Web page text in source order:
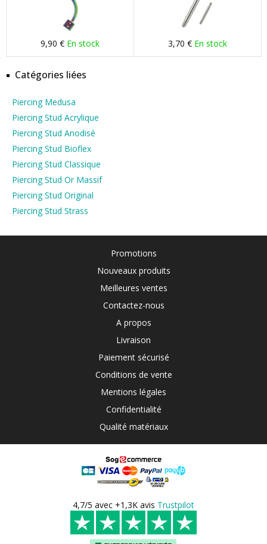
9,90 € En stock 3,70 € En stock
Catégories liées
Piercing Medusa
Piercing Stud Acrylique
Piercing Stud Anodisé
Piercing Stud Bioflex
Piercing Stud Classique
Piercing Stud Or Massif
Piercing Stud Original
Piercing Stud Strass
Promotions
Nouveaux produits
Meilleures ventes
Contactez-nous
A propos
Livraison
Paiement sécurisé
Conditions de vente
Mentions légales
Confidentialité
Qualité matériaux
4,7/5 avec +1,3K avis Trustpilot